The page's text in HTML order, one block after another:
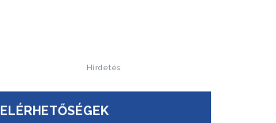
Hirdetés
ELÉRHETŐSÉGEK